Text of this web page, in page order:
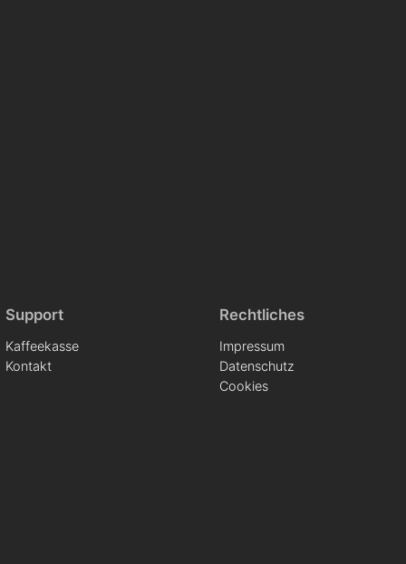
Support
Kaffeekasse
Kontakt
Rechtliches
Impressum
Datenschutz
Cookies